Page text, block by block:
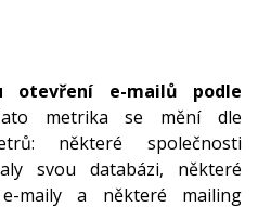
otevření e-mailů podle
metrika se mění dle
některé společnosti
svou databázi, některé
maily a některé mailing